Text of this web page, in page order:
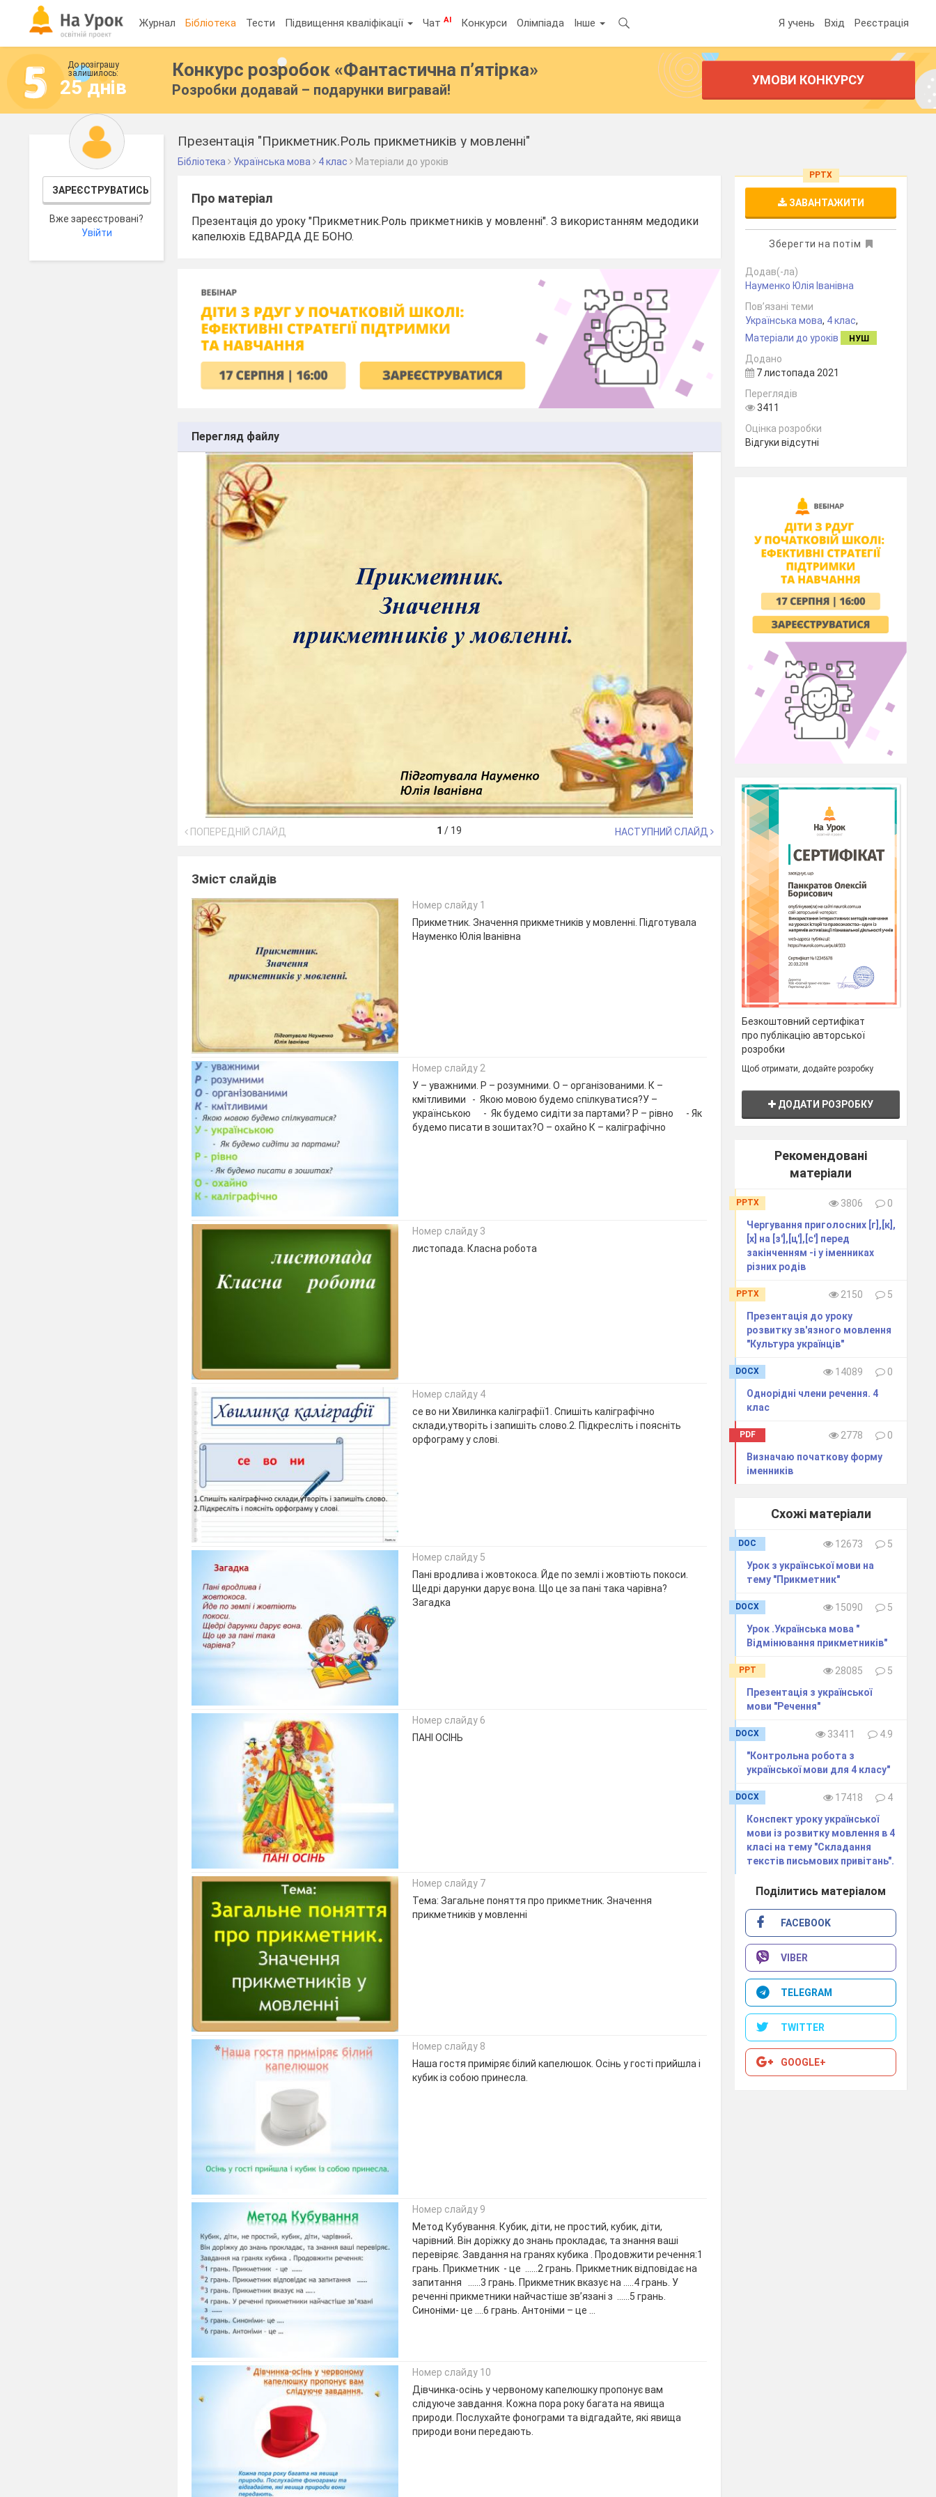
Журнал Бібліотека Тести Підвищення кваліфікації ЧатAI Конкурси Олімпіада Інше Я учень Вхід Реєстрація
До розіграшу
залишилось:
25 днів
Конкурс розробок «Фантастична п’ятірка»
Розробки додавай – подарунки вигравай!
УМОВИ КОНКУРСУ
ЗАРЕЄСТРУВАТИСЬ
Вже зареєстровані?
Увійти
Презентація "Прикметник.Роль прикметників у мовленні"
Бібліотека Українська мова 4 клас Матеріали до уроків
Про матеріал
Презентація до уроку "Прикметник.Роль прикметників у мовленні". З використанням медодики
капелюхів ЕДВАРДА ДЕ БОНО.
Перегляд файлу
ПОПЕРЕДНІЙ СЛАЙД 1 / 19 НАСТУПНИЙ СЛАЙД
Зміст слайдів
Номер слайду 1
Прикметник. Значення прикметників у мовленні. Підготувала
Науменко Юлія Іванівна
Номер слайду 2
У – уважними. Р – розумними. О – організованими. К –
кмітливими - Якою мовою будемо спілкуватися?У –
українською - Як будемо сидіти за партами? Р – рівно - Як
будемо писати в зошитах?О – охайно К – каліграфічно
Номер слайду 3
листопада. Класна робота
Номер слайду 4
се во ни Хвилинка каліграфії1. Спишіть каліграфічно
склади,утворіть і запишіть слово.2. Підкресліть і поясніть
орфограму у слові.
Номер слайду 5
Пані вродлива і жовтокоса. Йде по землі і жовтіють покоси.
Щедрі дарунки дарує вона. Що це за пані така чарівна?
Загадка
Номер слайду 6
ПАНІ ОСІНЬ
Номер слайду 7
Тема: Загальне поняття про прикметник. Значення
прикметників у мовленні
Номер слайду 8
Наша гостя приміряє білий капелюшок. Осінь у гості прийшла і
кубик із собою принесла.
Номер слайду 9
Метод Кубування. Кубик, діти, не простий, кубик, діти,
чарівний. Він доріжку до знань прокладає, та знання ваші
перевіряє. Завдання на гранях кубика . Продовжити речення:1
грань. Прикметник - це ……2 грань. Прикметник відповідає на
запитання ……3 грань. Прикметник вказує на …..4 грань. У
реченні прикметники найчастіше зв’язані з ……5 грань.
Синоніми- це ….6 грань. Антоніми – це …
Номер слайду 10
Дівчинка-осінь у червоному капелюшку пропонує вам
слідуюче завдання. Кожна пора року багата на явища
природи. Послухайте фонограми та відгадайте, які явища
природи вони передають.
PPTX
ЗАВАНТАЖИТИ
Зберегти на потім
Додав(-ла)
Науменко Юлія Іванівна
Пов’язані теми
Українська мова, 4 клас,
Матеріали до уроків
НУШ
Додано
7 листопада 2021
Переглядів
3411
Оцінка розробки
Відгуки відсутні
Безкоштовний сертифікат
про публікацію авторської
розробки
Щоб отримати, додайте розробку
ДОДАТИ РОЗРОБКУ
Рекомендовані
матеріали
PPTX 3806
0
Чергування приголосних [г],[к],
[х] на [з′],[ц′],[с′] перед
закінченням -і у іменниках
різних родів
PPTX 2150
5
Презентація до уроку
розвитку зв'язного мовлення
"Культура українців"
DOCX 14089
0
Однорідні члени речення. 4
клас
PDF 2778
0
Визначаю початкову форму
іменників
Схожі матеріали
DOC 12673
5
Урок з української мови на
тему "Прикметник"
DOCX 15090
5
Урок .Українська мова "
Відмінювання прикметників"
PPT 28085
5
Презентація з української
мови "Речення"
DOCX 33411
4.9
"Контрольна робота з
української мови для 4 класу"
DOCX 17418
4
Конспект уроку української
мови із розвитку мовлення в 4
класі на тему "Складання
текстів письмових привітань".
Поділитись матеріалом
FACEBOOK
VIBER
TELEGRAM
TWITTER
GOOGLE+